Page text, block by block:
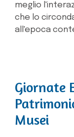
meglio
che lo
all'epoca
Giornate
Musei